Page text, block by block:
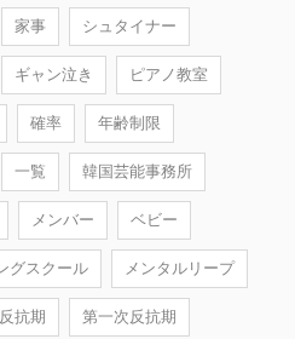
家事 シュタイナー
ギャン泣き ピアノ教室
確率 年齢制限
一覧 韓国芸能事務所
メンバー ベビー
グスクール メンタルリープ
抗期 第一次反抗期